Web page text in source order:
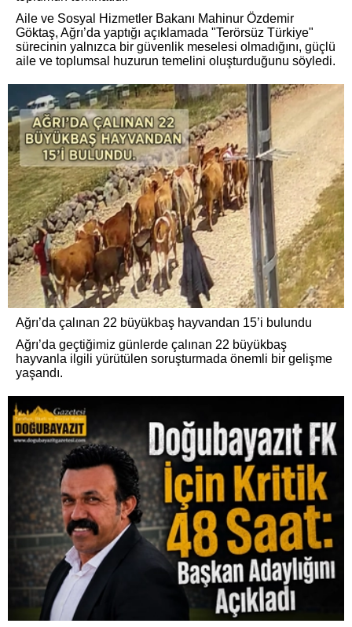
Aile ve Sosyal Hizmetler Bakanı Mahinur Özdemir
Göktaş, Ağrı’da yaptığı açıklamada "Terörsüz Türkiye"
sürecinin yalnızca bir güvenlik meselesi olmadığını, güçlü
aile ve toplumsal huzurun temelini oluşturduğunu söyledi.
Ağrı’da çalınan 22 büyükbaş hayvandan 15’i bulundu
Ağrı’da geçtiğimiz günlerde çalınan 22 büyükbaş
hayvanla ilgili yürütülen soruşturmada önemli bir gelişme
yaşandı.